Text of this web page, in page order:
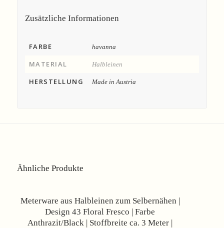
Zusätzliche Informationen
FARBE havanna
MATERIAL Halbleinen
HERSTELLUNG Made in Austria
Ähnliche Produkte
Meterware aus Halbleinen zum Selbernähen |
Design 43 Floral Fresco | Farbe
Anthrazit/Black | Stoffbreite ca. 3 Meter |